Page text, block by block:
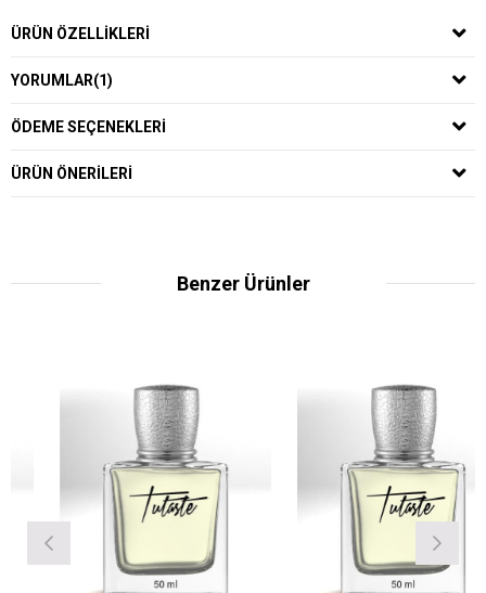
ÜRÜN ÖZELLIKLERI
YORUMLAR(1)
ÖDEME SEÇENEKLERI
ÜRÜN ÖNERILERI
Benzer Ürünler